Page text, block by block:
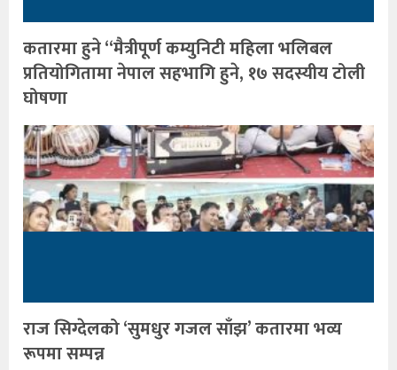
कतारमा हुने “मैत्रीपूर्ण कम्युनिटी महिला भलिबल
प्रतियोगितामा नेपाल सहभागि हुने, १७ सदस्यीय टोली
घोषणा
राज सिग्देलको ‘सुमधुर गजल साँझ’ कतारमा भव्य
रूपमा सम्पन्न